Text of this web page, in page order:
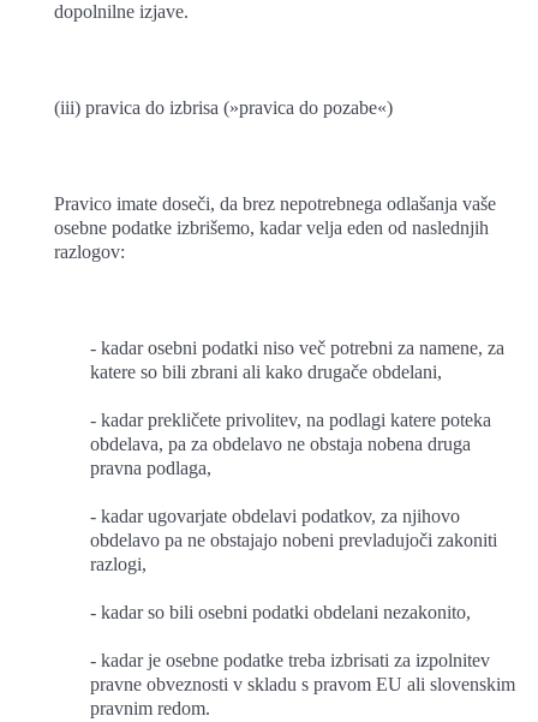
dopolnilne izjave.
(iii) pravica do izbrisa (»pravica do pozabe«)
Pravico imate doseči, da brez nepotrebnega odlašanja vaše
osebne podatke izbrišemo, kadar velja eden od naslednjih
razlogov:
- kadar osebni podatki niso več potrebni za namene, za
katere so bili zbrani ali kako drugače obdelani,
- kadar prekličete privolitev, na podlagi katere poteka
obdelava, pa za obdelavo ne obstaja nobena druga
pravna podlaga,
- kadar ugovarjate obdelavi podatkov, za njihovo
obdelavo pa ne obstajajo nobeni prevladujoči zakoniti
razlogi,
- kadar so bili osebni podatki obdelani nezakonito,
- kadar je osebne podatke treba izbrisati za izpolnitev
pravne obveznosti v skladu s pravom EU ali slovenskim
pravnim redom.